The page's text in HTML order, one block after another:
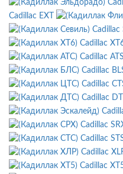
Cadillac EXT
Cadillac
Cadillac
Cadillac ATS
Cadillac
Cadillac
Cadillac
Cadillac
Cadillac
Cadillac
Cadillac